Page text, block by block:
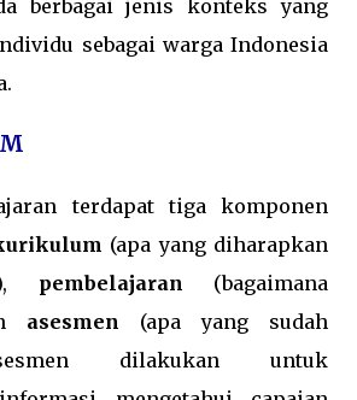
berbagai jenis konteks yang
sebagai warga Indonesia
terdapat tiga komponen
(apa yang diharapkan
pembelajaran (bagaimana
asesmen (apa yang sudah
dilakukan untuk